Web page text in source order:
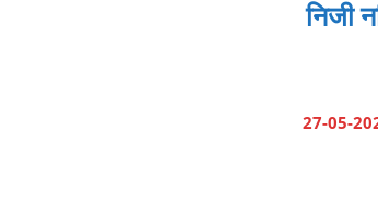
निजी
27-05-